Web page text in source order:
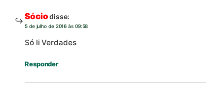
Sócio disse:
5 de julho de 2016 às 09:58
Só li Verdades
Responder